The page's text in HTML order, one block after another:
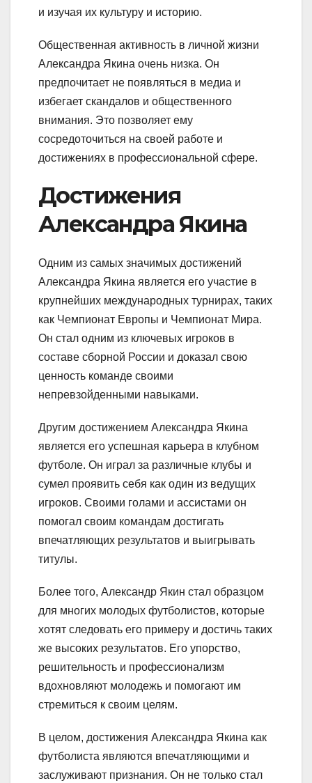
и изучая их культуру и историю.
Общественная активность в личной жизни
Александра Якина очень низка. Он
предпочитает не появляться в медиа и
избегает скандалов и общественного
внимания. Это позволяет ему
сосредоточиться на своей работе и
достижениях в профессиональной сфере.
Достижения
Александра Якина
Одним из самых значимых достижений
Александра Якина является его участие в
крупнейших международных турнирах, таких
как Чемпионат Европы и Чемпионат Мира.
Он стал одним из ключевых игроков в
составе сборной России и доказал свою
ценность команде своими
непревзойденными навыками.
Другим достижением Александра Якина
является его успешная карьера в клубном
футболе. Он играл за различные клубы и
сумел проявить себя как один из ведущих
игроков. Своими голами и ассистами он
помогал своим командам достигать
впечатляющих результатов и выигрывать
титулы.
Более того, Александр Якин стал образцом
для многих молодых футболистов, которые
хотят следовать его примеру и достичь таких
же высоких результатов. Его упорство,
решительность и профессионализм
вдохновляют молодежь и помогают им
стремиться к своим целям.
В целом, достижения Александра Якина как
футболиста являются впечатляющими и
заслуживают признания. Он не только стал